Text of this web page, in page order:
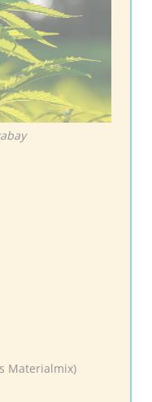
Materialmix)